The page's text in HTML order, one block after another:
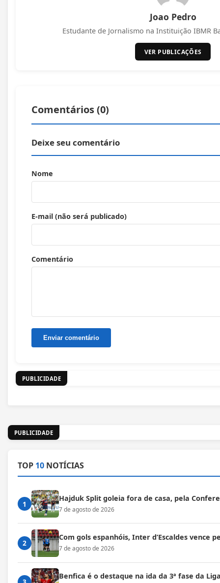
Joao Pedro
Estudante de Jornalismo na Instituição IBMR
VER PUBLICAÇÕES
Comentários (0)
Deixe seu comentário
Nome
E-mail (não será publicado)
Comentário
PUBLICIDADE
PUBLICIDADE
TOP 10 NOTÍCIAS
1
Hajduk Split goleia fora de casa, pela
7 de agosto de 2026
2
Com gols espanhóis, Inter d’Escaldes vence
7 de agosto de 2026
Benfica é o destaque na ida da 3ª fase da